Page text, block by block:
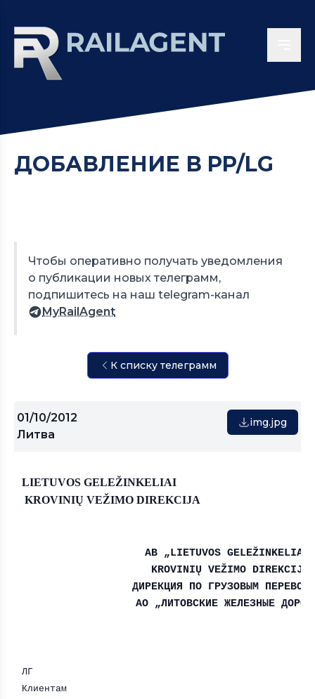
ДОБАВЛЕНИЕ В PP/LG
Чтобы оперативно получать уведомления
о публикации новых телеграмм,
подпишитесь на наш telegram-канал
MyRailAgent
К списку телеграмм
01/10/2012
Литва
img.jpg
LIETUVOS GELEŽINKELIAI
KROVINIŲVEŽIMO DIREKCIJA
AB „ LIETUVOS GELEŽINKELIAI
KROVINIŲ VEŽIMO
DIREKCIJA
ДИРЕКЦИЯ ПО ГРУЗОВЫМ
АО „ЛИТОВСКИЕ ЖЕЛЕЗНЫЕ
ЛГ